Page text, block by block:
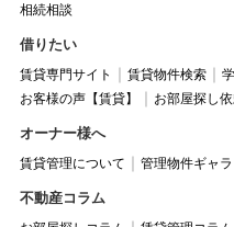
相続相談
借りたい
賃貸専門サイト 賃貸物件検索
お客様の声【賃貸】
お部屋探し
オーナー様へ
賃貸管理について 管理物件ギャ
不動産コラム